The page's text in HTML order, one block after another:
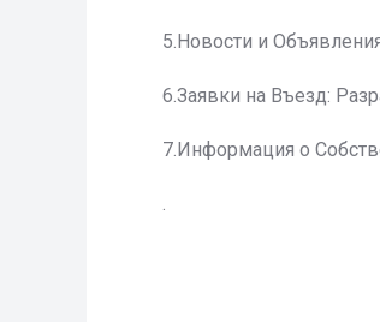
5.Новости и
6.Заявки на Въезд:
7.Информация о
.